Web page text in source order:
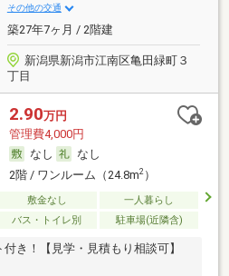
その他の交通
築27年7ヶ月 / 2階建
新潟県新潟市江南区亀田緑町３
丁目
2.90万円
管理費4,000円
なし
なし
2階 / ワンルーム（24.8m2）
敷金なし
一人暮らし
バス・トイレ別 駐車場(近隣含)
き！【見学・見積もり相談可】